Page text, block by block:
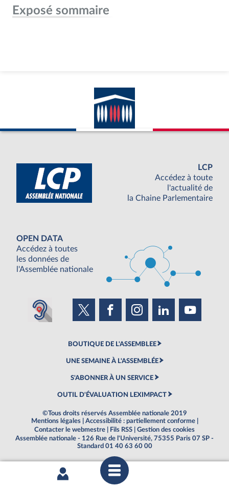
Exposé sommaire
LCP
Accédez à toute
l'actualité de
la Chaine Parlementaire
OPEN DATA
Accédez à toutes
les données de
l'Assemblée nationale
BOUTIQUE DE L'ASSEMBLEE
UNE SEMAINE À L'ASSEMBLÉE
S'ABONNER À UN SERVICE
OUTIL D'ÉVALUATION LEXIMPACT
©Tous droits réservés Assemblée nationale 2019
Mentions légales
Accessibilité : partiellement conforme
Contacter le webmestre
Fils RSS
Gestion des cookies
Assemblée nationale - 126 Rue de l'Université, 75355 Paris 07 SP -
Standard 01 40 63 60 00